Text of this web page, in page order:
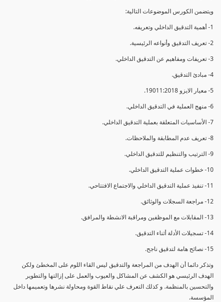
ويتضمن الكورس الموضوعات التالية:
1- أهمية التدقيق الداخلي وتعريفه.
2- تعريف التدقيق وأنواعه الرئيسية.
3- تعريفات ومفاهيم عن التدقيق الداخلي.
4- مبادئ التدقيق.
5- معيار الايزو 19011:2018.
6- منهج العملية في التدقيق الداخلي.
7- الأساسيات المتعلقة بعملية التدقيق الداخلي.
8- تعريف عدم المطابقة والملاحظات.
9- الترتيب والتنظيم للتدقيق الداخلي.
10- خطوات عملية التدقيق الداخلي.
11- تنفيذ عملية التدقيق الداخلي والاجتماع الافتتاحي.
12- مراجعة السجلات والوثائق.
13- المقابلات مع الموظفين ومراقبة الانشطة والمرافق.
14- تسجيلات الأدلة أثناء التدقيق.
15- نصائح هامة لتدقيق ناجح.
وتذكر دائما أن الهدف من المراجعة والتدقيق ليس القاء اللوم على المخطئ ولكن
الهدف الرئيسي هو الكشف عن المشاكل والعيوب والعمل على إزالتها والتطوير
والتحسين بالمنظمة. و كذلك التعرف علي نقاط القوة ومحاولة نشرها وتعميمها داخل
المؤسسة.